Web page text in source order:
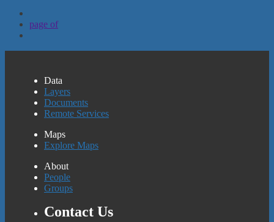
page of
Data
Layers
Documents
Remote Services
Maps
Explore Maps
About
People
Groups
Contact Us